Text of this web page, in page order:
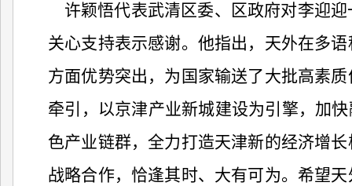
许颖悟代表武清区委、区政府对李迎
关心支持表示感谢。他指出，天外在多
方面优势突出，为国家输送了大批高素
牵引，以京津产业新城建设为引擎，加
色产业链群，全力打造天津新的经济增
战略合作，恰逢其时、大有可为。希望